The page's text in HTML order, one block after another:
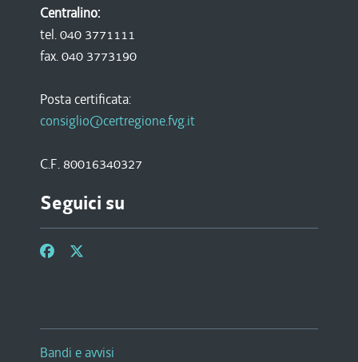
Centralino:
tel. 040 3771111
fax. 040 3773190
Posta certificata:
consiglio@certregione.fvg.it
C.F. 80016340327
Seguici su
Bandi e avvisi